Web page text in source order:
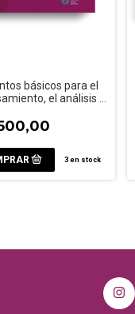
básicos para el
el análisis y
estadística en
3en stock